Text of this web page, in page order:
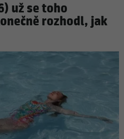
už se toho
rozhodl, jak